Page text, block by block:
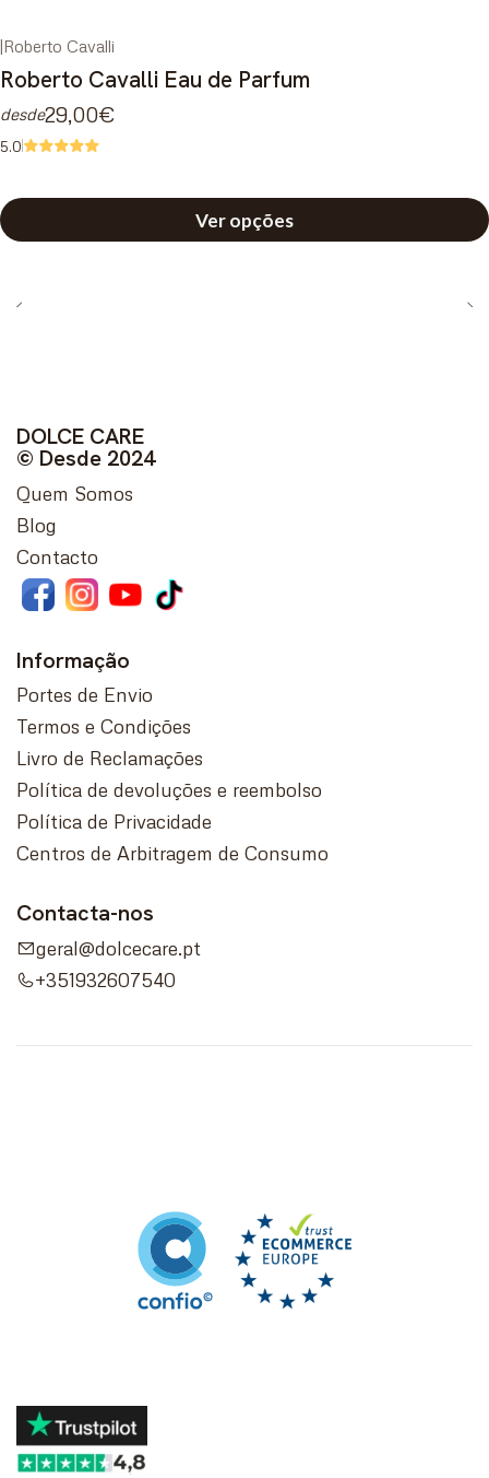
|Roberto Cavalli
Roberto Cavalli Eau de Parfum
desde29,00€
5.0
Ver opções
DOLCE CARE
© Desde 2024
Quem Somos
Blog
Contacto
Informação
Portes de Envio
Termos e Condições
Livro de Reclamações
Política de devoluções e reembolso
Política de Privacidade
Centros de Arbitragem de Consumo
Contacta-nos
geral@dolcecare.pt
+351932607540